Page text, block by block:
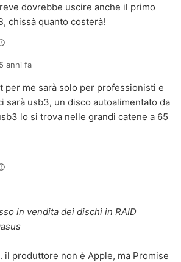
dovrebbe uscire anche il primo
chissà quanto costerà!
anni fa
per me sarà solo per professionisti e
sarà usb3, un disco autoalimentato da
lo si trova nelle grandi catene a 65
in vendita dei dischi in RAID
il produttore non è Apple, ma Promise